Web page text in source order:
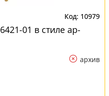
10979
01 в стиле ар-
архив